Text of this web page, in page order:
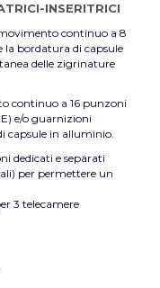
INSERITRICI
continuo a 8
la bordatura di capsule
delle zigrinature
continuo a 16 punzoni
e/o guarnizioni
capsule in alluminio.
dedicati e separati
per permettere un
3 telecamere